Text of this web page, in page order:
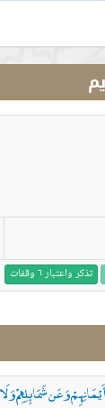
تذكر واعتبار ٦ وقفات
وَعَن شَمَائِلِهِمْ